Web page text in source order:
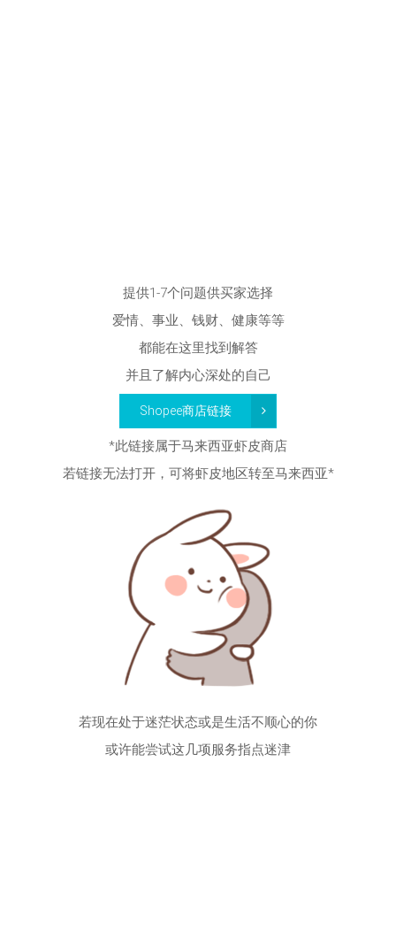
提供1-7个问题供买家选择
爱情、事业、钱财、健康等等
都能在这里找到解答
并且了解内心深处的自己
Shopee商店链接
*此链接属于马来西亚虾皮商店
若链接无法打开，可将虾皮地区转至马来西亚*
若现在处于迷茫状态或是生活不顺心的你
或许能尝试这几项服务指点迷津